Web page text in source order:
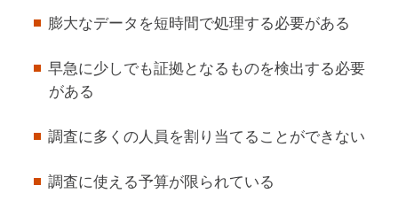
膨大なデータを短時間で処理する必要がある
早急に少しでも証拠となるものを検出する必要
がある
調査に多くの人員を割り当てることができない
調査に使える予算が限られている